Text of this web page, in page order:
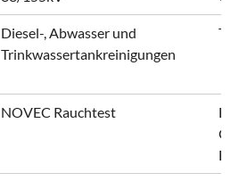
Diesel-, Abwasser und
Trinkwassertankreinigungen
NOVEC Rauchtest